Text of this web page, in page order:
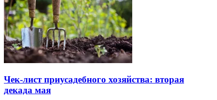
Чек-лист приусадебного хозяйства: вторая
декада мая